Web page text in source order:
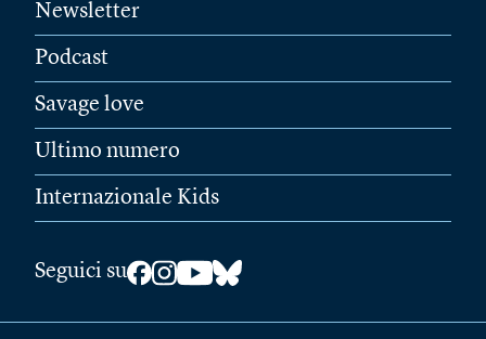
Newsletter
Podcast
Savage love
Ultimo numero
Internazionale Kids
Seguici su